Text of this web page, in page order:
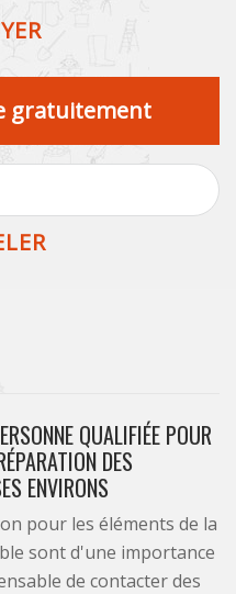
gratuitement
QUALIFIÉE POUR
DES
ENVIRONS
pour les éléments de la
sont d'une importance
de contacter des